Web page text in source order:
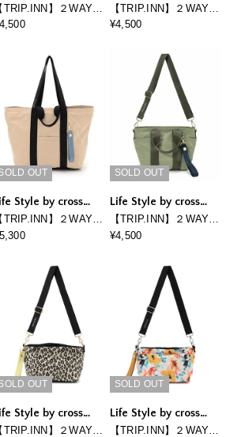
marche
TRIP.INN】２WAY
ったりポケットミニ
marche
【TRIP.INN】２WAY
ぴったりポケット横型
¥4,500
OUT
Style by cross
marche
TRIP.INN】２WAY
隠しポケット付ビッ
SOLD OUT
Life Style by cross
marche
【TRIP.INN】２WAY
ぴったりポケットミニ
¥4,500
OUT
Style by cross
marche
TRIP.INN】２WAY
SOLD OUT
Life Style by cross
marche
【TRIP.INN】２WAY